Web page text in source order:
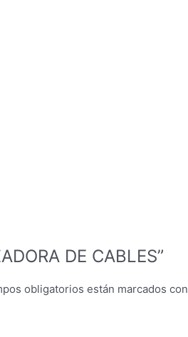
DE CABLES”
obligatorios están marcados con